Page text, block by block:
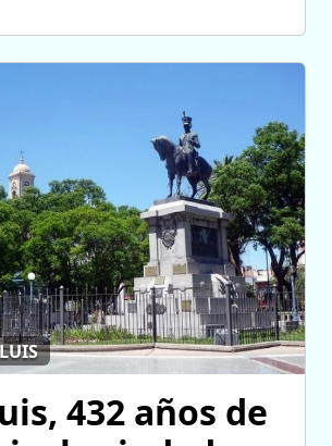
432 años de